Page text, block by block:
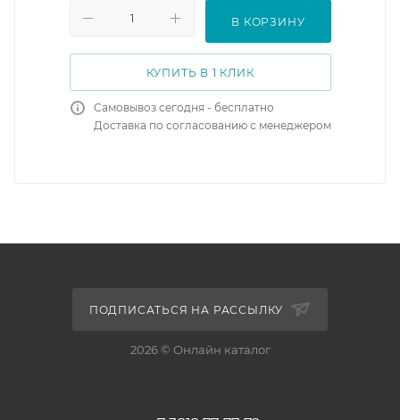
В КОРЗИНУ
КУПИТЬ В 1 КЛИК
Самовывоз сегодня - бесплатно
Доставка по согласованию с менеджером
ПОДПИСАТЬСЯ НА РАССЫЛКУ
2026 © Онлайн каталог